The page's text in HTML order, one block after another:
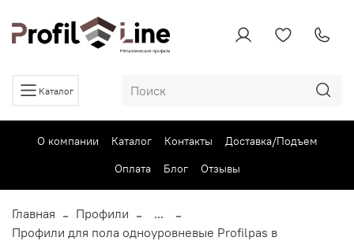
Каталог
О компании Каталог Контакты
Доставка/Подъем
Оплата
Блог Отзывы
Главная Профили
...
Профили для пола одноуровневые Profilpas в